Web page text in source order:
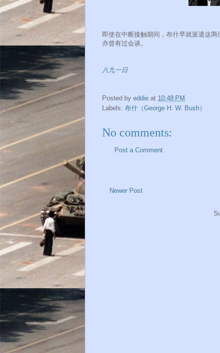
即使在中断接触期间，布什早就派遣这两
亦曾有过会谈。
八九一日
Posted by eddie at 10:48 PM
Labels: 布什（George H. W. Bush）
No comments:
Post a Comment
Newer Post